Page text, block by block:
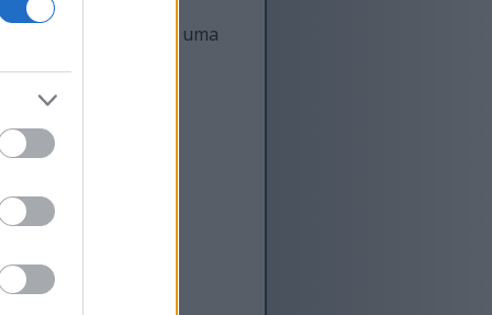
torna as maracujás uma
sabor e